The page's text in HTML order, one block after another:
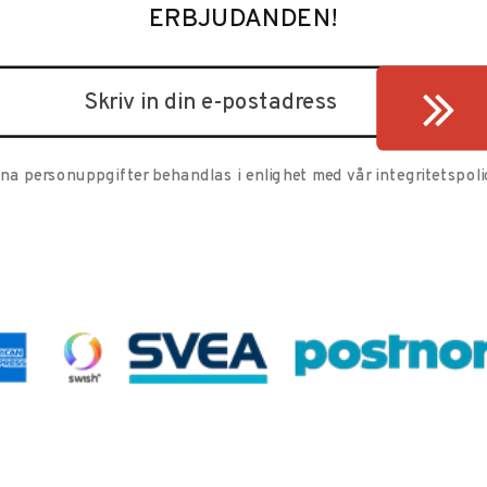
ERBJUDANDEN!
personuppgifter behandlas i enlighet med vår